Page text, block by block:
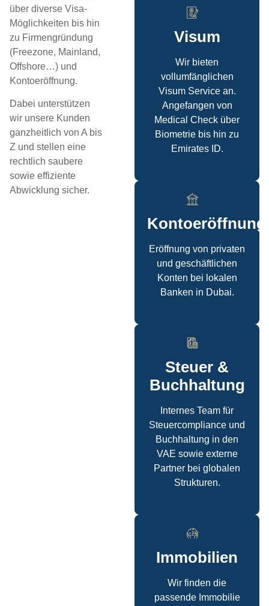
über diverse Visa-
Möglichkeiten bis hin
zu Firmengründung
(Freezone, Mainland,
Offshore…) und
Kontoeröffnung.
Dabei unterstützen
wir unsere Kunden
ganzheitlich von A bis
Z und stellen eine
rechtlich saubere
sowie effiziente
Abwicklung sicher.
Visum
Wir bieten
vollumfänglichen
Visum Service an.
Angefangen von
Medical Check über
Biometrie bis hin zu
Emirates ID.
Kontoeröffnung
Eröffnung von privaten
und geschäftlichen
Konten bei lokalen
Banken in Dubai.
Steuer &
Buchhaltung
Internes Team für
Steuercompliance und
Buchhaltung in den
VAE sowie externe
Partner bei globalen
Strukturen.
Immobilien
Wir finden die
passende Immobilie